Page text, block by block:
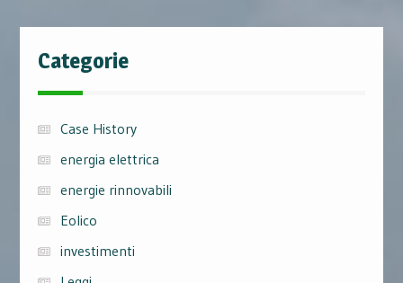
Categorie
Case History
energia elettrica
energie rinnovabili
Eolico
investimenti